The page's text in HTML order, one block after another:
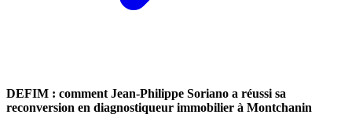
DEFIM : comment Jean-Philippe Soriano a réussi sa
reconversion en diagnostiqueur immobilier à Montchanin